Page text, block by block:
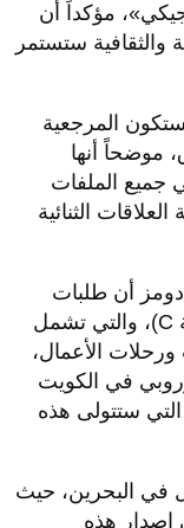
مؤكداً أن
والثقافية ستستمر
المرجعية
موضحاً أنها
جميع الملفات
الثنائية
دومز أن طلبات
تأشيرات «شنغن» قصيرة الإقامة (الفئة C)، والتي تشمل
ورحلات الأعمال،
في الكويت
التي ستتولى هذه
في البحرين، حيث
إصدار هذه